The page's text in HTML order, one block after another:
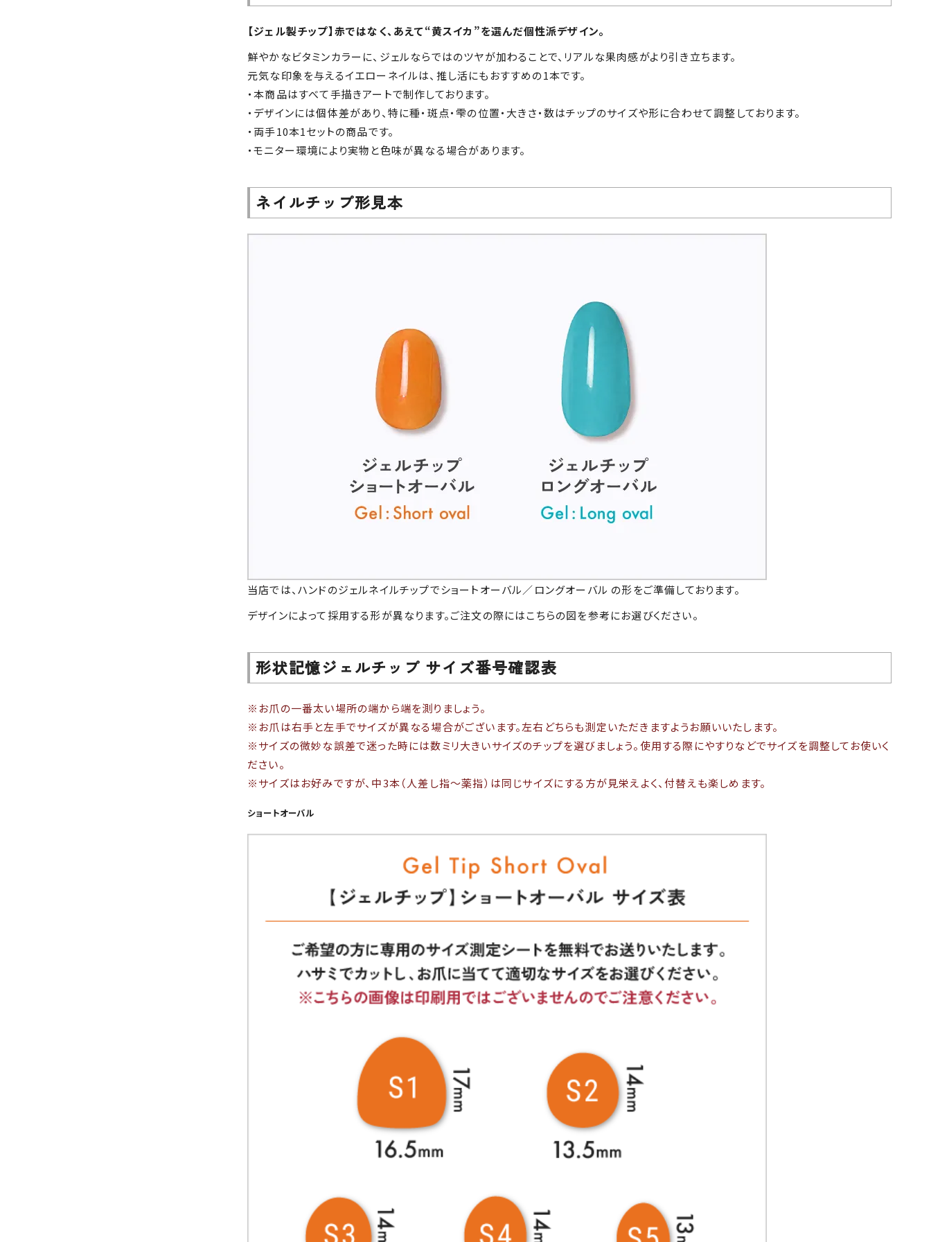
【ジェル製チップ】赤ではなく、あえて“黄スイカ”を選んだ個性派デザイン。
鮮やかなビタミンカラーに、ジェルならではのツヤが加わることで、リアルな果肉感がより引き立ちます。
元気な印象を与えるイエローネイルは、推し活にもおすすめの1本です。
・本商品はすべて手描きアートで制作しております。
・デザインには個体差があり、特に種・斑点・雫の位置・大きさ・数はチップのサイズや形に合わせて調整しております。
・両手10本1セットの商品です。
・モニター環境により実物と色味が異なる場合があります。
ネイルチップ形見本
当店では、ハンドのジェルネイルチップでショートオーバル／ロングオーバル の形をご準備しております。
デザインによって採用する形が異なります。ご注文の際にはこちらの図を参考にお選びください。
形状記憶ジェルチップ サイズ番号確認表
※お爪の一番太い場所の端から端を測りましょう。
※お爪は右手と左手でサイズが異なる場合がございます。左右どちらも測定いただきますようお願いいたします。
※サイズの微妙な誤差で迷った時には数ミリ大きいサイズのチップを選びましょう。使用する際にやすりなどでサイズを調整してお使いく
ださい。
※サイズはお好みですが、中3本（人差し指～薬指）は同じサイズにする方が見栄えよく、付替えも楽しめます。
ショートオーバル